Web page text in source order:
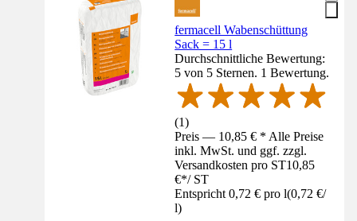
fermacell Wabenschüttung
Sack = 15 l
Durchschnittliche Bewertung:
5 von 5 Sternen. 1 Bewertung.
(1)
Preis — 10,85 € * Alle Preise
inkl. MwSt. und ggf. zzgl.
Versandkosten pro ST10,85
€*/ ST
Entspricht 0,72 € pro l(0,72 €/
l)